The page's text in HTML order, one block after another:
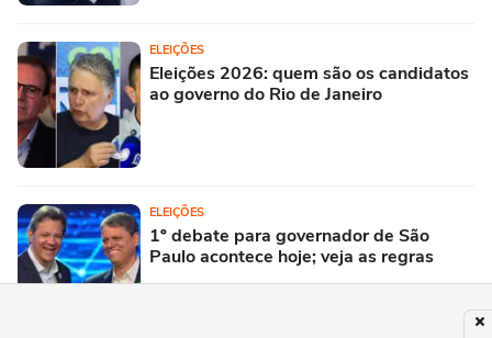
ELEIÇÕES
Eleições 2026: quem são os candidatos
ao governo do Rio de Janeiro
ELEIÇÕES
1º debate para governador de São
Paulo acontece hoje; veja as regras